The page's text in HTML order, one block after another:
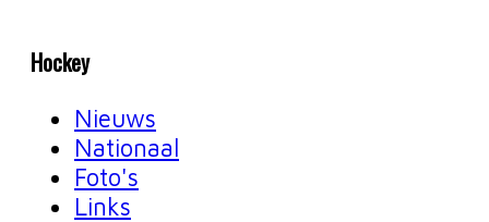
Hockey
Nieuws
Nationaal
Foto's
Links